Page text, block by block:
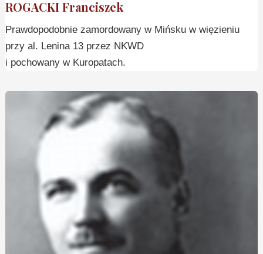
ROGACKI Franciszek
Prawdopodobnie zamordowany w Mińsku w więzieniu
przy al. Lenina 13 przez NKWD
i pochowany w Kuropatach.